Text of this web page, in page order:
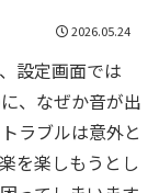
2026.05.24
設定画面では
、なぜか音が出
ラブルは意外と
を楽しもうとし